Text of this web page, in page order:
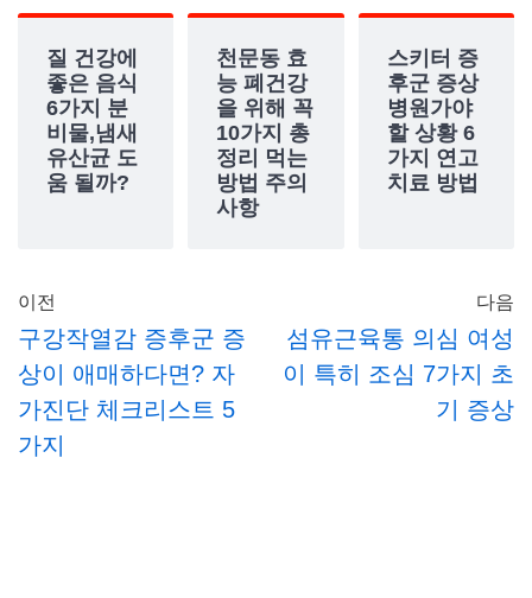
질 건강에
좋은 음식
6가지 분
비물,냄새
유산균 도
움 될까?
천문동 효
능 폐건강
을 위해 꼭
10가지 총
정리 먹는
방법 주의
사항
스키터 증
후군 증상
병원가야
할 상황 6
가지 연고
치료 방법
이전
구강작열감 증후군 증
상이 애매하다면? 자
가진단 체크리스트 5
가지
다음
섬유근육통 의심 여성
이 특히 조심 7가지 초
기 증상